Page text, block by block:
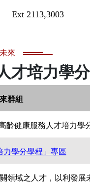
Ext 2113,3003
來
才培力學
群組
齡健康服務人才培力學
力學分學程」專區
領域之人才，以利發展